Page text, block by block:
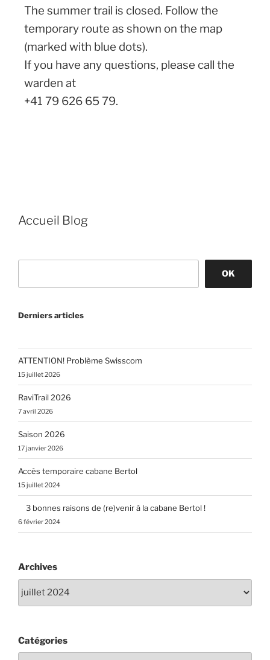
The summer trail is closed. Follow the
temporary route as shown on the map
(marked with blue dots).
If you have any questions, please call the
warden at
+41 79 626 65 79.
Accueil Blog
OK
Derniers articles
ATTENTION! Problème Swisscom
15 juillet 2026
RaviTrail 2026
7 avril 2026
Saison 2026
17 janvier 2026
Accès temporaire cabane Bertol
15 juillet 2024
3 bonnes raisons de (re)venir à la cabane Bertol !
6 février 2024
Archives
Catégories